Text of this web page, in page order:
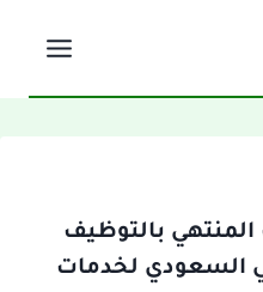
المنتهي بالتوظيف
السعودي لخدمات